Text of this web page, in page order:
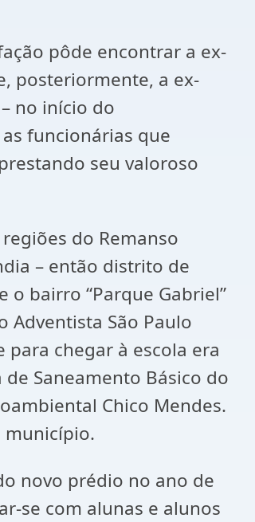
pôde encontrar a ex-
posteriormente, a ex-
no início do
funcionárias que
seu valoroso
do Remanso
– então distrito de
bairro “Parque Gabriel”
Adventista São Paulo
chegar à escola era
Saneamento Básico do
Chico Mendes.
município.
novo prédio no ano de
se com alunas e alunos